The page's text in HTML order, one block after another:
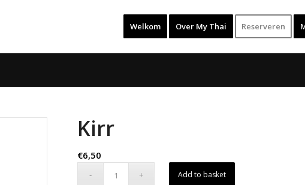
Welkom Over My Thai Reserveren
Kirr
€6,50
Add to basket